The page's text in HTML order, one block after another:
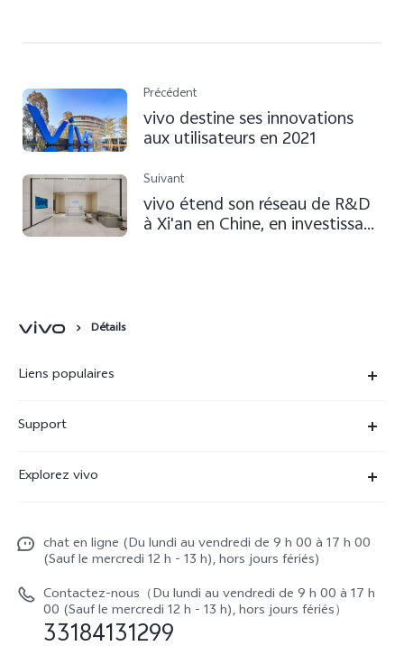
Précédent
vivo destine ses innovations
aux utilisateurs en 2021
Suivant
vivo étend son réseau de R&D
à Xi'an en Chine, en investissant
Détails
Liens populaires
V23 5G
Y22s
Y35
Support
Centre de services
Authentification IMEI
Prix des réparations hors garantie
Explorez vivo
La vie chez vivo
vivo netiquette
About Us
chat en ligne (Du lundi au vendredi de 9 h 00 à 17 h 00
(Sauf le mercredi 12 h - 13 h), hors jours fériés)
Contactez-nous（Du lundi au vendredi de 9 h 00 à 17 h
00 (Sauf le mercredi 12 h - 13 h), hors jours fériés）
33184131299